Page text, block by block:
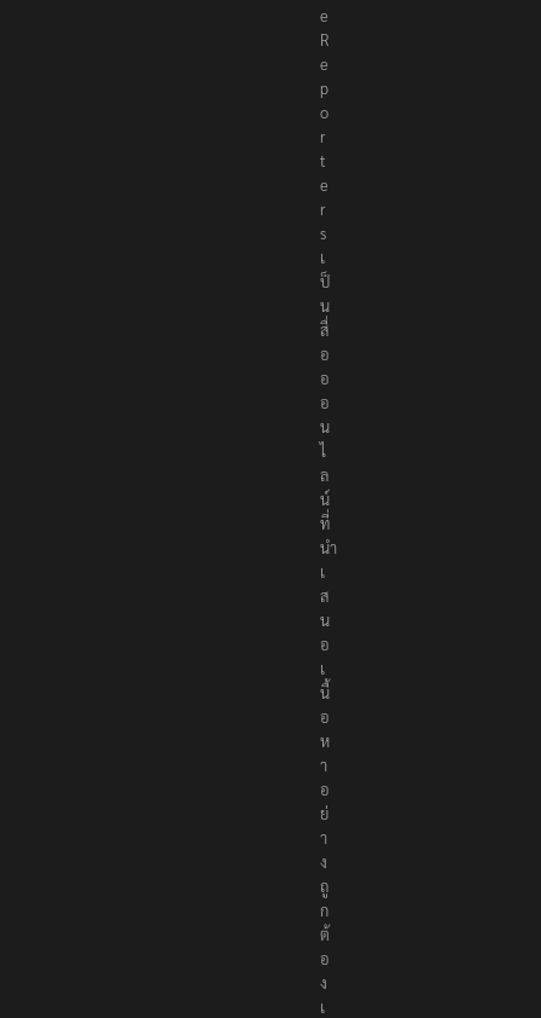
h
e
R
e
p
o
r
t
e
r
s
เ
ป็
น
สื่
อ
อ
อ
น
ไ
ล
น์
ที่
นำ
เ
ส
น
อ
เ
นื้
อ
ห
า
อ
ย่
า
ง
ถู
ก
ต้
อ
ง